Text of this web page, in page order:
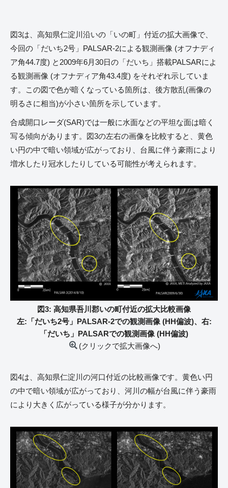
図3は、高知県仁淀川沿いの「いの町」付近の拡大画像で、
今回の「だいち2号」PALSAR-2による観測画像 (オフナディ
ア角44.7度) と2009年6月30日の「だいち」搭載PALSARによ
る観測画像 (オフナディア角43.4度) をそれぞれ示していま
す。この図で色が暗くなっている箇所は、後方散乱(画像の
明るさに相当)が小さい箇所を示しています。
合成開口レーダ(SAR)では一般に水面などの平坦な面は暗く
写る傾向があります。図3の左右の画像を比較すると、黄色
い円の中で暗い領域が広がっており、台風に伴う豪雨により
増水したり冠水したりしている可能性が考えられます。
図3: 高知県吾川郡いの町付近の拡大比較画像
左:「だいち2号」PALSAR-2での観測画像 (HH偏波)、右:
「だいち」PALSARでの観測画像 (HH偏波)
(クリックで拡大画像へ)
図4は、高知県仁淀川の河口付近の比較画像です。黄色い円
の中で暗い領域が広がっており、河川の幅が台風に伴う豪雨
により大きく広がっている様子が分かります。